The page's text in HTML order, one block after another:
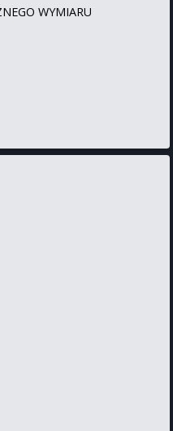
WYMIARU